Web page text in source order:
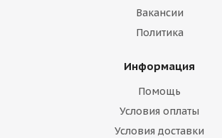
Вакансии
Политика
Информация
Помощь
Условия оплаты
Условия доставки